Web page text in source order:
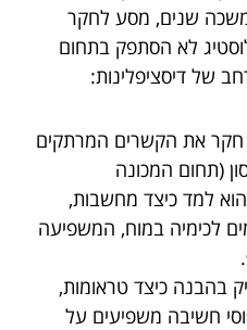
שנים, מסע לחקר
לא הסתפק בתחום
של דיסציפלינות:
חקר את הקשרים המרתקים
(תחום המכונה
הוא למד כיצד מחשבות,
לכימיה במוח, המשפיעה
בהבנה כיצד טראומות,
חשיבה משפיעים על